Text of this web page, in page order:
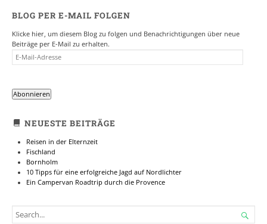
BLOG PER E-MAIL FOLGEN
Klicke hier, um diesem Blog zu folgen und Benachrichtigungen über neue
Beiträge per E-Mail zu erhalten.
E-
MAIL-
Abonnieren
NEUESTE BEITRÄGE
Reisen in der Elternzeit
Fischland
Bornholm
10 Tipps für eine erfolgreiche Jagd auf Nordlichter
Ein Campervan Roadtrip durch die Provence
SEARCH
